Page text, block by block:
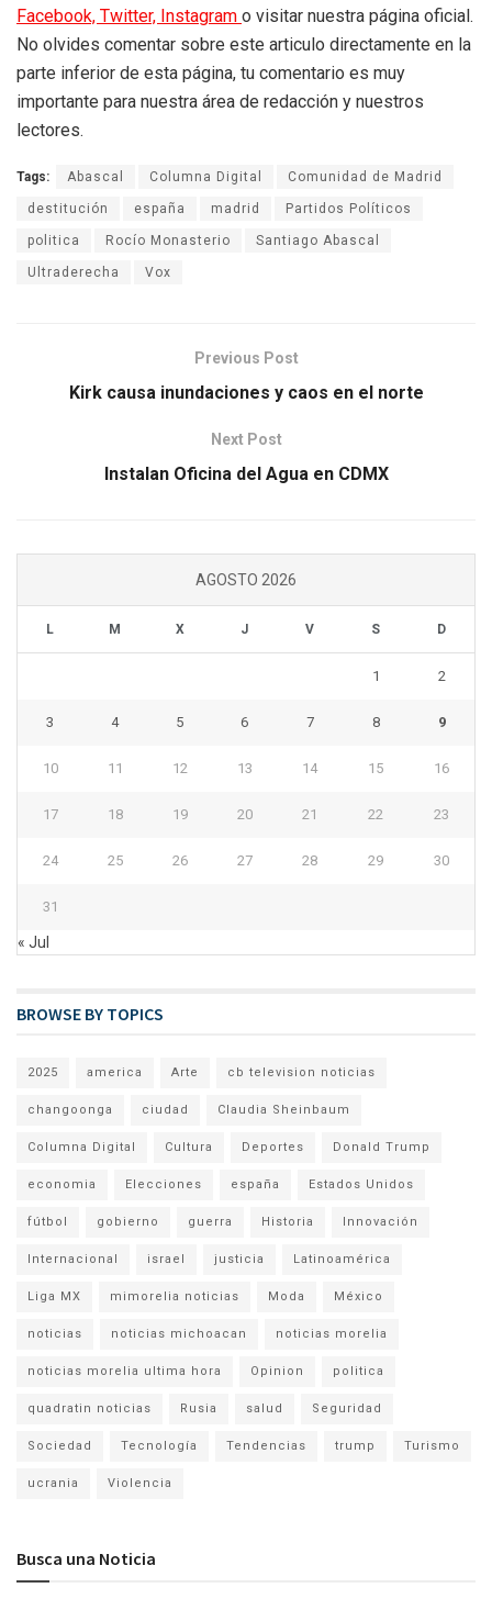
Facebook, Twitter, Instagram o visitar nuestra página oficial.
No olvides comentar sobre este articulo directamente en la
parte inferior de esta página, tu comentario es muy
importante para nuestra área de redacción y nuestros
lectores.
Tags: Abascal Columna Digital Comunidad de Madrid
destitución españa madrid Partidos Políticos
politica Rocío Monasterio Santiago Abascal
Ultraderecha Vox
Previous Post
Kirk causa inundaciones y caos en el norte
Next Post
Instalan Oficina del Agua en CDMX
AGOSTO 2026
L M X J V S D
1 2
3 4 5 6 7 8 9
10 11 12 13 14 15 16
17 18 19 20 21 22 23
24 25 26 27 28 29 30
31
« Jul
BROWSE BY TOPICS
2025 america Arte cb television noticias
changoonga ciudad Claudia Sheinbaum
Columna Digital Cultura Deportes Donald Trump
economia Elecciones españa Estados Unidos
fútbol gobierno guerra Historia Innovación
Internacional israel justicia Latinoamérica
Liga MX mimorelia noticias Moda México
noticias noticias michoacan noticias morelia
noticias morelia ultima hora Opinion politica
quadratin noticias Rusia salud Seguridad
Sociedad Tecnología Tendencias trump Turismo
ucrania Violencia
Busca una Noticia